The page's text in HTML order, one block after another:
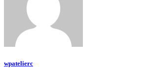
wpatelierc